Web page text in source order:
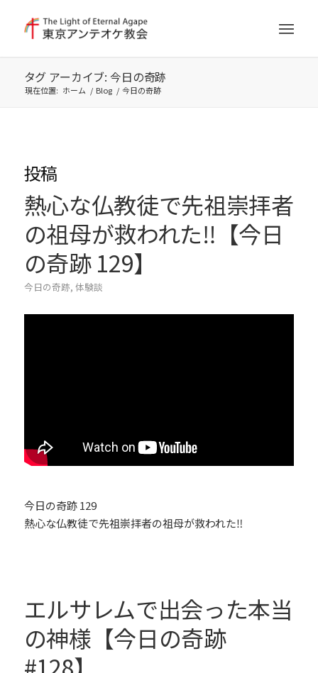
タグ アーカイブ: 今日の奇跡
現在位置: ホーム / Blog / 今日の奇跡
投稿
熱心な仏教徒で先祖崇拝者
の祖母が救われた‼︎【今日
の奇跡 129】
今日の奇跡, 体験談
今日の奇跡 129
熱心な仏教徒で先祖崇拝者の祖母が救われた‼︎
エルサレムで出会った本当
の神様【今日の奇跡
#128】